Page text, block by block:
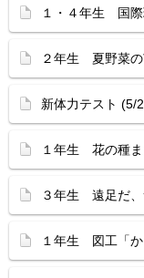
１・４年生 国際
２年生 夏野菜の
新体力テスト (5/
１年生 花の種
３年生 遠足だ、
１年生 図工「か